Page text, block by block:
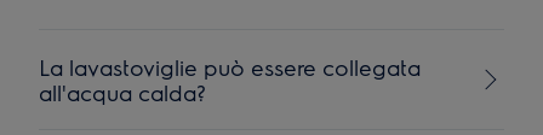
La lavastoviglie può essere collegata
all'acqua calda?